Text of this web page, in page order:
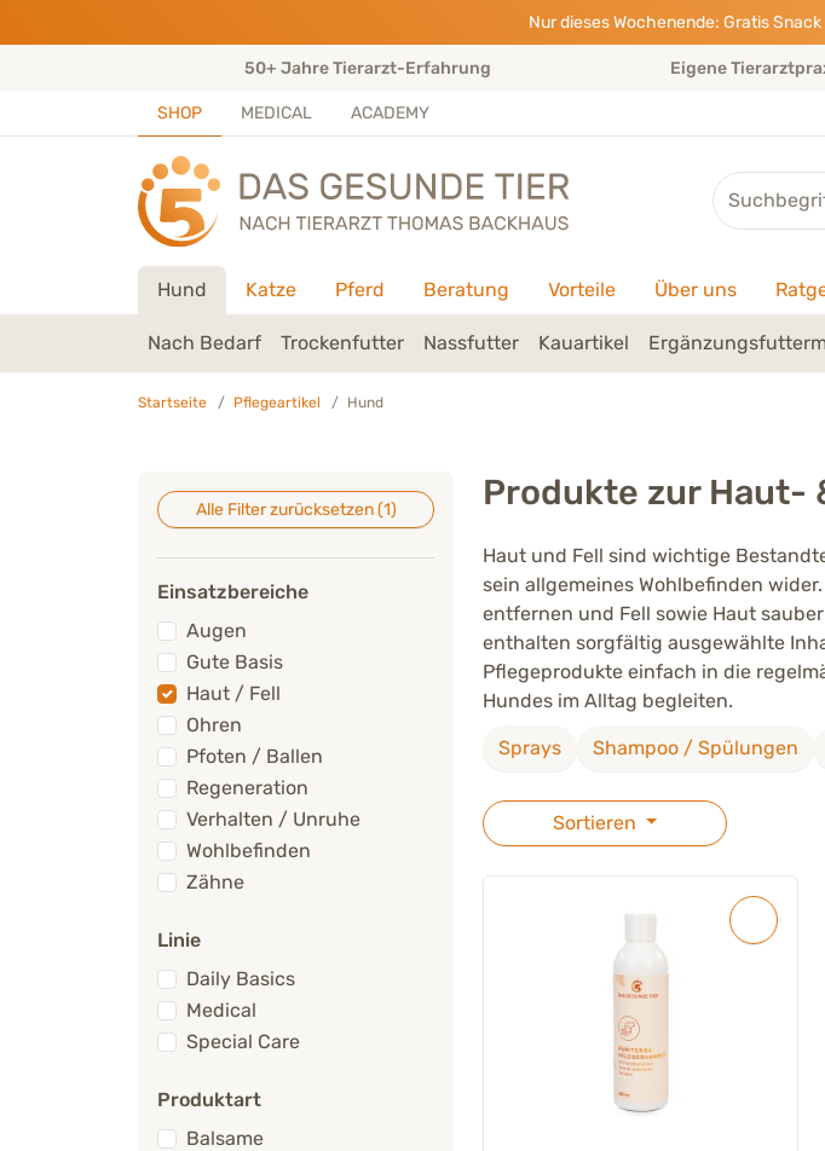
Nur dieses Wochenende: Gratis
50+ Jahre Tierarzt-Erfahrung Eigene
SHOP MEDICAL ACADEMY
Suche
Hund Katze Pferd Beratung Vorteile Über uns
Nach Bedarf Trockenfutter Nassfutter Kauartikel
Startseite Pflegeartikel Hund
Produkte zur Haut-
Haut und Fell sind wichtige
sein allgemeines Wohlbefinden
entfernen und Fell sowie Haut
enthalten sorgfältig ausgewählte
Pflegeprodukte einfach in die
Hundes im Alltag begleiten.
Sprays Shampoo / Spülungen
Sortieren
Alle Filter zurücksetzen (1)
Einsatzbereiche
Augen
Gute Basis
Haut / Fell
Ohren
Pfoten / Ballen
Regeneration
Verhalten / Unruhe
Wohlbefinden
Zähne
Linie
Daily Basics
Medical
Special Care
Produktart
Balsame